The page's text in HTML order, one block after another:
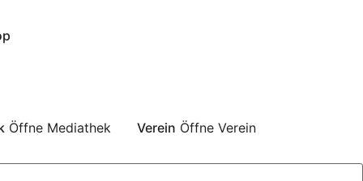
Öffne Mediathek Verein Öffne Verein